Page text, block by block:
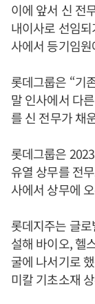
이에 앞서 신 전
내이사로 선임
사에서 등기임
롯데그룹은 “기
말 인사에서 다
를 신 전무가 채
롯데그룹은
유열 상무를 전
사에서 상무에
롯데지주는 글
설해 바이오, 헬
굴에 나서기로
미칼 기초소재